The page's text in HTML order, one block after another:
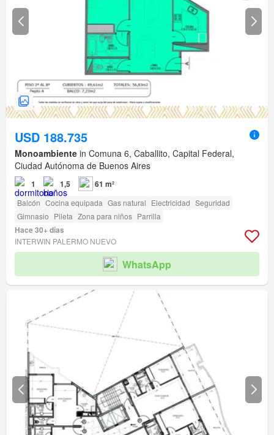
USD 188.735
Monoambiente in Comuna 6, Caballito, Capital Federal,
Ciudad Autónoma de Buenos Aires
1 1,5 61 m²
Balcón Cocina equipada Gas natural Electricidad Seguridad
Gimnasio Pileta Zona para niños Parrilla
Hace 30+ días
INTERWIN PALERMO NUEVO
WhatsApp